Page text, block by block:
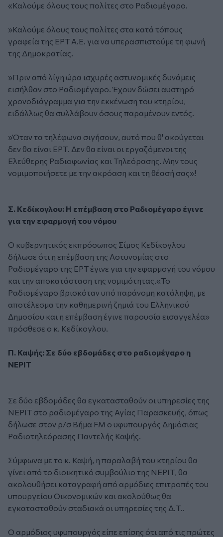
«Καλούμε όλους τους πολίτες στο Ραδιομέγαρο.
»Καλούμε όλους τους πολίτες στα κατά τόπους
γραφεία της ΕΡΤ Α.Ε. για να υπερασπιστούμε τη φωνή
της Δημοκρατίας.
»Πριν από λίγη ώρα ισχυρές αστυνομικές δυνάμεις
εισήλθαν στο Ραδιομέγαρο. Έχουν δώσει αυστηρό
χρονοδιάγραμμα για την εκκένωση του κτηρίου,
ειδάλλως θα συλλάβουν όσους παραμένουν εντός.
»Όταν τα τηλέφωνα σιγήσουν, αυτό που θ' ακούγεται
δεν θα είναι ΕΡΤ. Δεν θα είναι οι εργαζόμενοι της
Ελεύθερης Ραδιοφωνίας και Τηλεόρασης. Μην τους
νομιμοποιήσετε με την ακρόαση και τη θέασή σας»!
Σ. Κεδίκογλου: Η επέμβαση στο Ραδιομέγαρο έγινε
για την εφαρμογή του νόμου
Ο κυβερνητικός εκπρόσωπος Σίμος Κεδίκογλου
δήλωσε ότι η επέμβαση της Αστυνομίας στο
Ραδιομέγαρο της ΕΡΤ έγινε για την εφαρμογή του νόμου
και την αποκατάσταση της νομιμότητας.«Το
Ραδιομέγαρο βρισκόταν υπό παράνομη κατάληψη, με
αποτέλεσμα την καθημερινή ζημιά του Ελληνικού
Δημοσίου και η επέμβαση έγινε παρουσία εισαγγελέα»
πρόσθεσε ο κ. Κεδίκογλου.
Π. Καψής: Σε δύο εβδομάδες στο ραδιομέγαρο η
ΝΕΡΙΤ
Σε δύο εβδομάδες θα εγκατασταθούν οι υπηρεσίες της
ΝΕΡΙΤ στο ραδιομέγαρο της Αγίας Παρασκευής, όπως
δήλωσε στον ρ/σ Βήμα FM ο υφυπουργός Δημόσιας
Ραδιοτηλεόρασης Παντελής Καψής.
Σύμφωνα με το κ. Καψή, η παραλαβή του κτηρίου θα
γίνει από το διοικητικό συμβούλιο της ΝΕΡΙΤ, θα
ακολουθήσει καταγραφή από αρμόδιες επιτροπές του
υπουργείου Οικονομικών και ακολούθως θα
εγκατασταθούν σταδιακά οι υπηρεσίες της Δ.Τ..
Ο αρμόδιος υφυπουργός είπε επίσης ότι από τις πρώτες